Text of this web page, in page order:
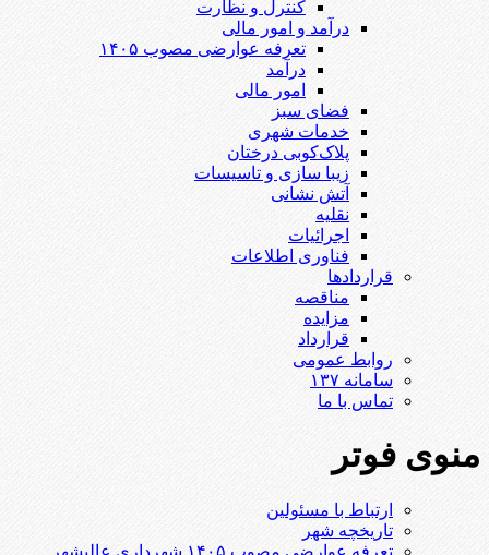
کنترل و نظارت
درآمد و امور مالی
تعرفه عوارضی مصوب ۱۴۰۵
درآمد
امور مالی
فضای سبز
خدمات شهری
پلاک‌کوبی درختان
زیبا سازی و تاسیسات
آتش نشانی
نقلیه
اجرائیات
فناوری اطلاعات
قراردادها
مناقصه
مزایده
قرارداد
روابط عمومی
سامانه ۱۳۷
تماس با ما
منوی فوتر
ارتباط با مسئولین
تاریخچه شهر
تعرفه عوارضی مصوب ۱۴۰۵ شهرداری عالیشهر